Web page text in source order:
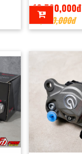
18,500,000đ
21,500,000đ